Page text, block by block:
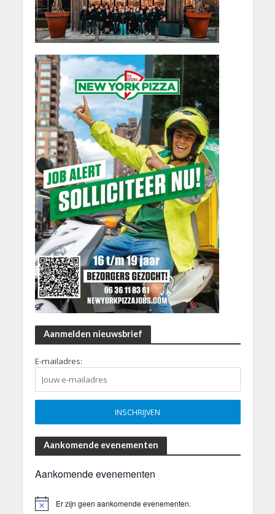
Aanmelden nieuwsbrief
E-mailadres:
Aankomende evenementen
Aankomende evenementen
Er zijn geen aankomende evenementen.